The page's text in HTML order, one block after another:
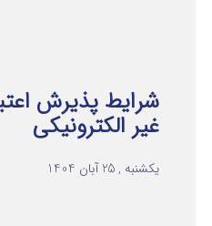
شرایط پذیرش
غیر الکترونیکی
یکشنبه , 25 آبان 1404